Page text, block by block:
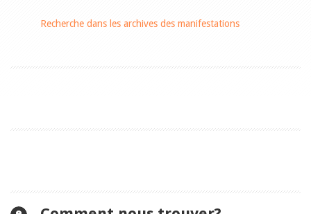
Recherche dans les archives des manifestations